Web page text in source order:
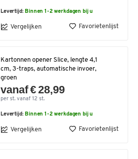
Levertijd:Binnen 1-2 werkdagen bij u
Vergelijken Favorietenlijst
Kartonnen opener Slice, lengte 4,1
cm, 3-traps, automatische invoer,
groen
vanaf € 28,99
per st. vanaf 12 st.
Levertijd:Binnen 1-2 werkdagen bij u
Vergelijken Favorietenlijst